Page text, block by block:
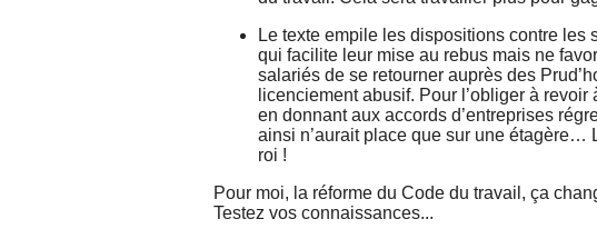
Le texte empile les dispositions contre
qui facilite leur mise au rebus mais ne
salariés de se retourner auprès des
licenciement abusif. Pour l’obliger à
en donnant aux accords d’entreprises
ainsi n’aurait place que sur une étagère…
roi !
Pour moi, la réforme du Code du travail, ça
Testez vos connaissances...